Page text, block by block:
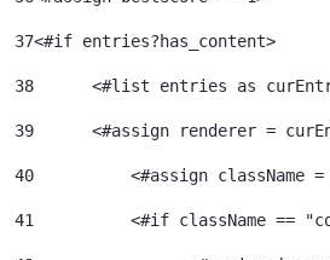
37<#if entries?has_content>
38
<#list entries as
39
<#assign renderer =
40
<#assign className
41
<#if className ==